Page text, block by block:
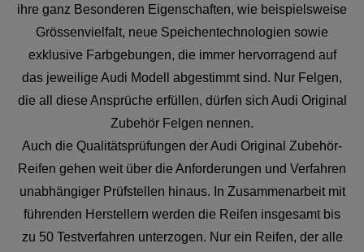
ihre ganz Besonderen Eigenschaften, wie beispielsweise
Grössenvielfalt, neue Speichentechnologien sowie
exklusive Farbgebungen, die immer hervorragend auf
das jeweilige Audi Modell abgestimmt sind. Nur Felgen,
die all diese Ansprüche erfüllen, dürfen sich Audi Original
Zubehör Felgen nennen.
Auch die Qualitätsprüfungen der Audi Original Zubehör-
Reifen gehen weit über die Anforderungen und Verfahren
unabhängiger Prüfstellen hinaus. In Zusammenarbeit mit
führenden Herstellern werden die Reifen insgesamt bis
zu 50 Testverfahren unterzogen. Nur ein Reifen, der alle